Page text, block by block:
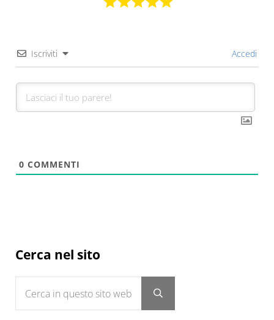
Iscriviti Accedi
0 COMMENTI
Sidebar
Cerca nel sito
Submit search